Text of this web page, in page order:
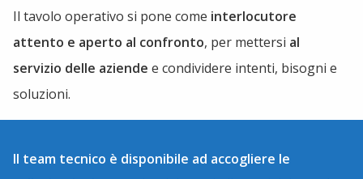
Il tavolo operativo si pone come interlocutore
attento e aperto al confronto, per mettersi al
servizio delle aziende e condividere intenti, bisogni e
soluzioni.
Il team tecnico è disponibile ad accogliere le